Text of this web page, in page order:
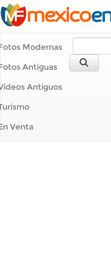
Modernas
Antiguas
Antiguos
Venta